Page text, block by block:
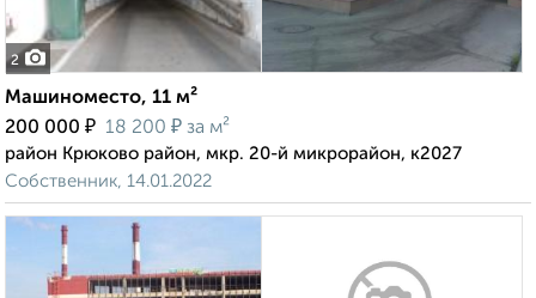
2
Машиноместо, 11 м²
200 000 ₽ 18 200 ₽ за м²
район Крюково район, мкр. 20-й микрорайон, к2027
Собственник, 14.01.2022